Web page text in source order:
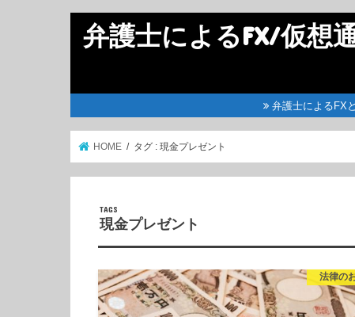
弁護士によるFX/仮想
弁護士によるFX
HOME タグ : 現金プレゼント
現金プレゼント
法律の